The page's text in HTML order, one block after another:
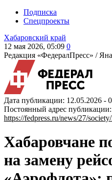
Подписка
Спецпроекты
Хабаровский край
12 мая 2026, 05:09 0
Редакция «ФедералПресс» /
Дата публикации: 12.05.2026 -
Постоянный адрес публикации:
https://fedpress.ru/news/27/
Хабаровчане
на замену